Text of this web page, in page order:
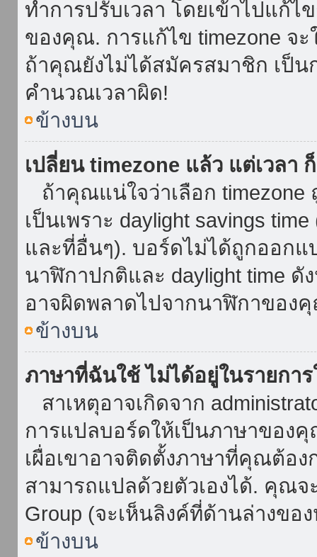
ทำการปรับเวลา โดยเข้าไปแก้
ของคุณ. การแก้ไข timezone จ
ถ้าคุณยังไม่ได้สมัครสมาชิก เป็
คำนวณเวลาผิด!
ข้างบน
เปลี่ยน timezone แล้ว แต่เวลา
ถ้าคุณแน่ใจว่าเลือก timezone
เป็นเพราะ daylight savings
และที่อื่นๆ). บอร์ดไม่ได้ถูกออกแ
นาฬิกาปกติและ daylight time
อาจผิดพลาดไปจากนาฬิกาของ
ข้างบน
ภาษาที่ฉันใช้ ไม่ได้อยู่ในรายการ
สาเหตุอาจเกิดจาก
การแปลบอร์ดให้เป็นภาษาของ
เผื่อเขาอาจติดตั้งภาษาที่คุณต้อ
สามารถแปลด้วยตัวเองได้. คุณจ
Group (จะเห็นลิงค์ที่ด้านล่างขอ
ข้างบน